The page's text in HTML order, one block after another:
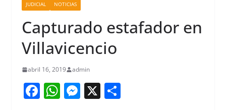
JUDICIAL NOTICIAS
Capturado estafador en
Villavicencio
abril 16, 2019 admin
F W M X S